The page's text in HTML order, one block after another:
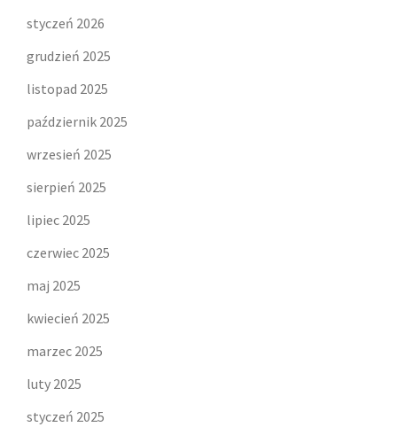
styczeń 2026
grudzień 2025
listopad 2025
październik 2025
wrzesień 2025
sierpień 2025
lipiec 2025
czerwiec 2025
maj 2025
kwiecień 2025
marzec 2025
luty 2025
styczeń 2025